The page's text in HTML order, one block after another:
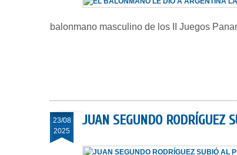
balonmano masculino de los II Juegos
23/08
2025
JUAN SEGUNDO RODRÍGUEZ